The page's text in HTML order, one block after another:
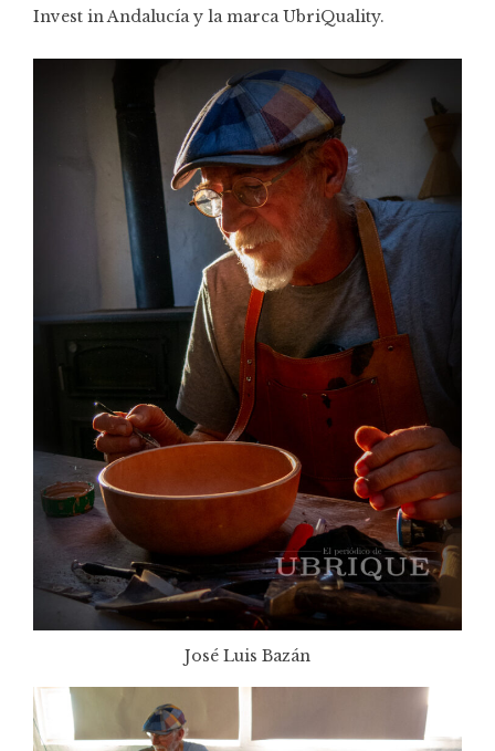
Invest in Andalucía y la marcaUbriQuality.
José Luis Bazán